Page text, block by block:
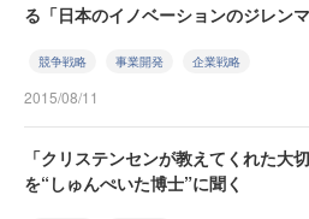
る「日本のイノベーションのジレンマ
競争戦略 事業開発 企業戦略
2015/08/11
「クリステンセンが教えてくれた大
を“しゅんぺいた博士”に聞く